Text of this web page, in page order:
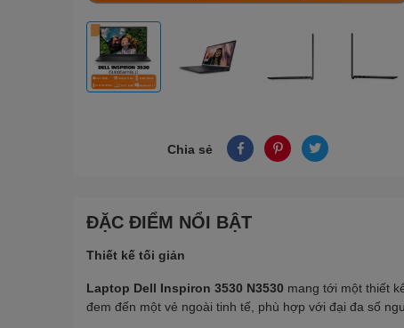
Chia sẻ
ĐẶC ĐIỂM NỔI BẬT
Thiết kế tối giản
Laptop Dell Inspiron 3530 N3530 mang tới một thiết
đem đến một vẻ ngoài tinh tế, phù hợp với đại đa số